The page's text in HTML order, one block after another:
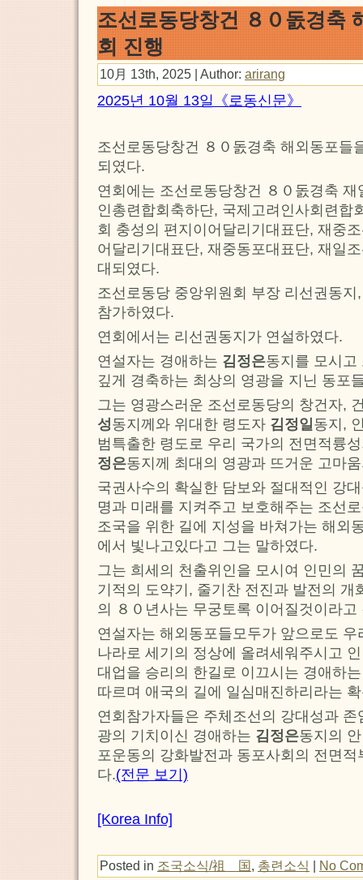
조선로동당창건 ８０돐경축
회 진행
10月 13th, 2025 | Author: arirang
2025년 10월 13일《로동신문》
조선로동당창건 ８０돐경축 해외동포들
되였다.
연회에는 조선로동당창건 ８０돐경축
인총련합회축하단, 국제고려인사회련합
회 충성의 편지이어달리기대표단, 재중
어달리기대표단, 재중동포대표단, 재일
대되였다.
조선로동당 중앙위원회 부장 리선권동
참가하였다.
연회에서는 리선권동지가 연설하였다.
연설자는 경애하는 김정은동지를 모시고
깊게 경축하는 최상의 영광을 지닌 동포
그는 영광스러운 조선로동당의 창건자,
성동지께와 위대한 령도자 김정일 동지,
범특출한 령도로 우리 국가의 전면적륭
정은동지께 최대의 영광과 뜨거운 고마
국권사수의 확실한 담보와 절대적인 강
명과 미래를 지켜주고 보호해주는 조선
조국을 위한 길에 지성을 바쳐가는 해외
에서 빛나고있다고 그는 말하였다.
그는 희세의 천출위인을 모시여 인민의
기적의 도약기, 줄기찬 전진과 발전의 개
의 ８０년사는 무궁토록 이어질것이라고
연설자는 해외동포들모두가 앞으로도
나라로 세기의 정상에 올려세워주시고
대업을 승리의 한길로 이끄시는 경애하
따르며 애국의 길에 일심매진하리라는
연회참가자들은 주체조선의 강대성과
광의 기치이신 경애하는 김정은동지의
포운동의 강화발전과 동포사회의 전면
다.(전문 보기)
[Korea Info]
Posted in 조국소식/祖 国 총련소식 | No